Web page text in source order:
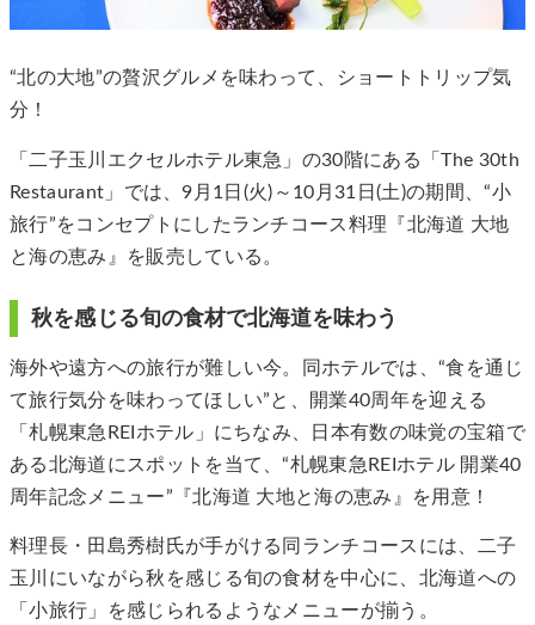
“北の大地”の贅沢グルメを味わって、ショートトリップ気
分！
「二子玉川エクセルホテル東急」の30階にある「The 30th
Restaurant」では、9月1日(火)～10月31日(土)の期間、“小
旅行”をコンセプトにしたランチコース料理『北海道 大地
と海の恵み』を販売している。
秋を感じる旬の食材で北海道を味わう
海外や遠方への旅行が難しい今。同ホテルでは、“食を通じ
て旅行気分を味わってほしい”と、開業40周年を迎える
「札幌東急REIホテル」にちなみ、日本有数の味覚の宝箱で
ある北海道にスポットを当て、“札幌東急REIホテル 開業40
周年記念メニュー”『北海道 大地と海の恵み』を用意！
料理長・田島秀樹氏が手がける同ランチコースには、二子
玉川にいながら秋を感じる旬の食材を中心に、北海道への
「小旅行」を感じられるようなメニューが揃う。